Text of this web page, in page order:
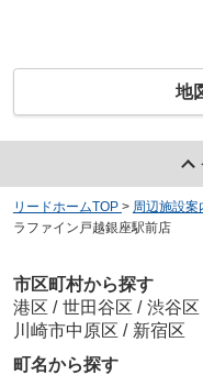
地
リードホームTOP > 周辺施設案
ラファイン戸越銀座駅前店
市区町村から探す
港区 / 世田谷区 / 渋谷区
川崎市中原区 / 新宿区
町名から探す